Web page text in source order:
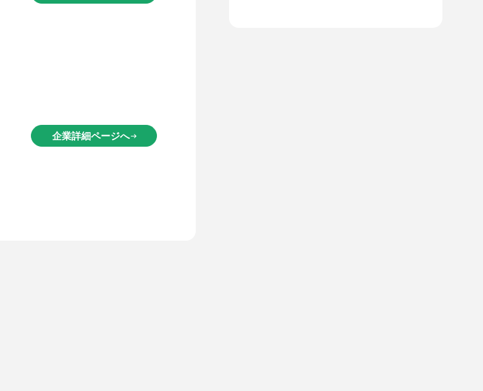
企業詳細ページへarrow_right_alt